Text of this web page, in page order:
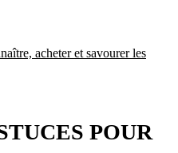
acheter et savourer les
POUR